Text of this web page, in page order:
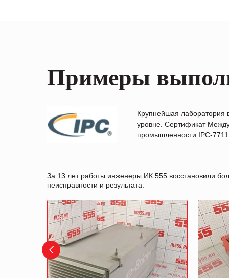
Примеры
Крупнейшая лаборатория
уровне. Сертификат
промышленности IPC-
За 13 лет работы инженеры ИК 555 восстановили
неисправности и результата.